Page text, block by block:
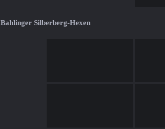
Bahlinger Silberberg-Hexen